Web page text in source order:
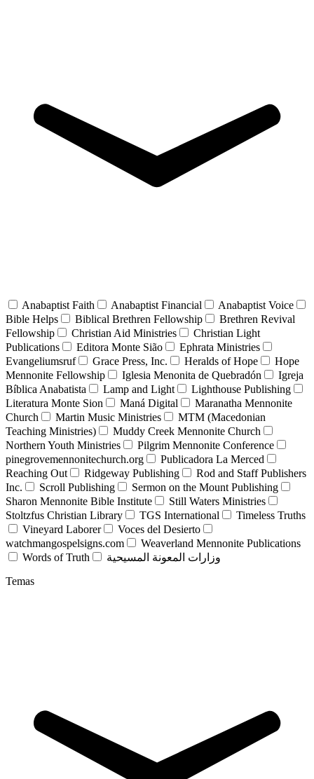
Anabaptist Faith Anabaptist Financial
Anabaptist Voice
Bible Helps
Biblical Brethren Fellowship
Brethren Revival
Fellowship
Christian Aid Ministries
Christian Light
Publications
Editora Monte Sião
Ephrata Ministries
Evangeliumsruf
Grace Press, Inc. Heralds of Hope
Hope
Mennonite Fellowship
Iglesia Menonita de Quebradón
Igreja
Bíblica Anabatista
Lamp and Light
Lighthouse Publishing
Literatura Monte Sion
Maná Digital
Maranatha Mennonite
Church
Martin Music Ministries
MTM (Macedonian
Teaching Ministries)
Muddy Creek Mennonite Church
Northern Youth Ministries
Pilgrim Mennonite Conference
pinegrovemennonitechurch.org
Publicadora La Merced
Reaching Out
Ridgeway Publishing
Rod and Staff Publishers
Inc.
Scroll Publishing
Sermon on the Mount Publishing
Sharon Mennonite Bible Institute
Still Waters Ministries
Stoltzfus Christian Library
TGS International
Timeless Truths
Vineyard Laborer
Voces del Desierto
watchmangospelsigns.com
Weaverland Mennonite Publications
Words of Truth
وزارات المعونة المسيحية
Temas